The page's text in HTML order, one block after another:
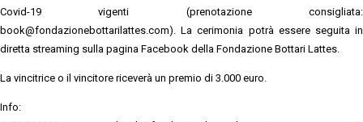
Covid-19 vigenti (prenotazione consigliata:
book@fondazionebottarilattes.com). La cerimonia potrà essere seguita in
diretta streaming sulla pagina Facebook della Fondazione Bottari Lattes.
La vincitrice o il vincitore riceverà un premio di 3.000 euro.
Info: